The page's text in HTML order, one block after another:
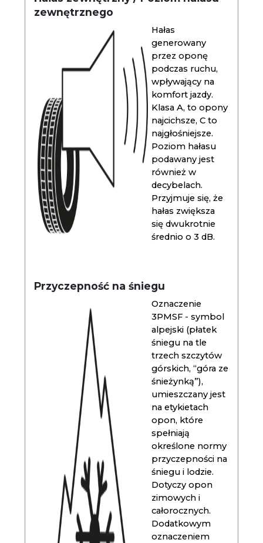
zewnętrznego
Hałas
generowany
przez oponę
podczas ruchu,
wpływający na
komfort jazdy.
Klasa A, to opony
najcichsze, C to
najgłośniejsze.
Poziom hałasu
podawany jest
również w
decybelach.
Przyjmuje się, że
hałas zwiększa
się dwukrotnie
średnio o 3 dB.
Przyczepność na śniegu
Oznaczenie
3PMSF - symbol
alpejski (płatek
śniegu na tle
trzech szczytów
górskich, “góra ze
śnieżynką”),
umieszczany jest
na etykietach
opon, które
spełniają
określone normy
przyczepności na
śniegu i lodzie.
Dotyczy opon
zimowych i
całorocznych.
Dodatkowym
oznaczeniem